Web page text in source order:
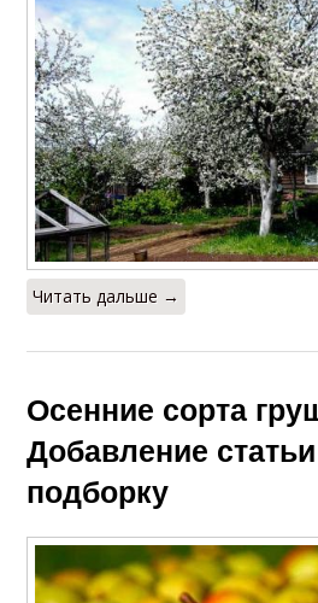
Читать дальше →
Осенние сорта
Добавление
подборку